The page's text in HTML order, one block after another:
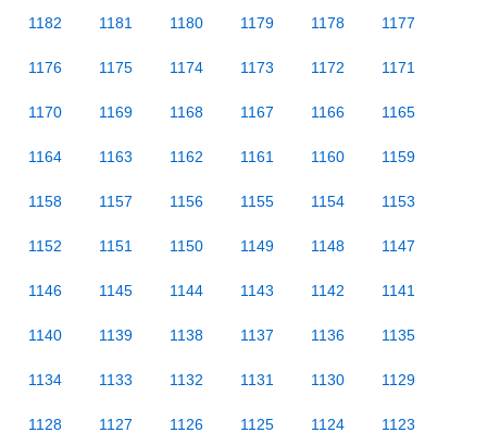
1182 1181 1180 1179 1178 1177
1176 1175 1174 1173 1172 1171
1170 1169 1168 1167 1166 1165
1164 1163 1162 1161 1160 1159
1158 1157 1156 1155 1154 1153
1152 1151 1150 1149 1148 1147
1146 1145 1144 1143 1142 1141
1140 1139 1138 1137 1136 1135
1134 1133 1132 1131 1130 1129
1128 1127 1126 1125 1124 1123